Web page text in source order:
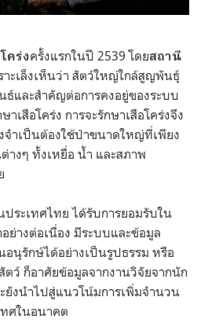
คร่งครั้งแรกในปี 2539 โดยสถานี
าะเล็งเห็นว่า สัตว์ใหญ่ใกล้สูญพันธุ์
และสำคัญต่อการคงอยู่ของระบบ
เสือโคร่ง การจะรักษาเสือโคร่งจึง
จำเป็นต้องใช้ป่าขนาดใหญ่ที่เพียง
างๆ ทั้งเหยื่อ น้ำ และสภาพ
ระเทศไทย ได้รับการยอมรับใน
ย่างต่อเนื่อง มีระบบและข้อมูล
อนุรักษ์ได้อย่างเป็นรูปธรรม หรือ
ว์ ก็อาศัยข้อมูลจากงานวิจัยจากนัก
งนำไปสู่แนวโน้มการเพิ่มจำนวน
ทศในอนาคต